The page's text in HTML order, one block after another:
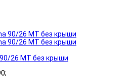
26 МТ без крыши